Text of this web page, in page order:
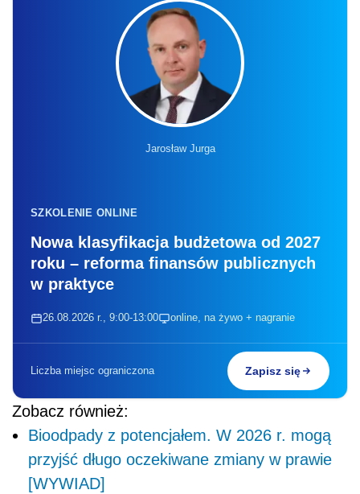
Jarosław Jurga
SZKOLENIE ONLINE
Nowa klasyfikacja budżetowa od 2027
roku – reforma finansów publicznych
w praktyce
26.08.2026 r., 9:00-13:00 online, na żywo + nagranie
Liczba miejsc ograniczona Zapisz się
Zobacz również:
Bioodpady z potencjałem. W 2026 r. mogą
przyjść długo oczekiwane zmiany w prawie
[WYWIAD]